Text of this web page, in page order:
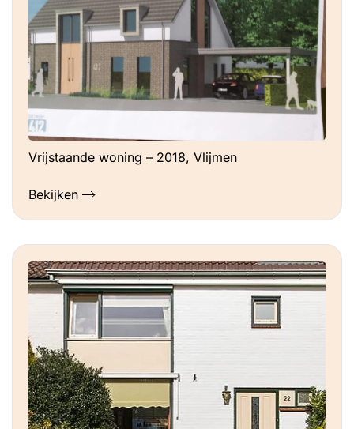
Vrijstaande woning – 2018, Vlijmen
Bekijken